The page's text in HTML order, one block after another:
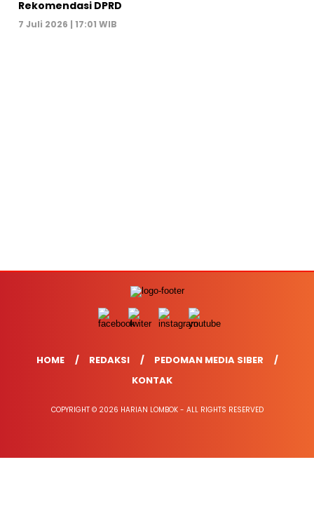
Rekomendasi DPRD
7 Juli 2026 | 17:01 WIB
HOME REDAKSI
PEDOMAN MEDIA SIBER
KONTAK
COPYRIGHT © 2026 HARIAN LOMBOK - ALL RIGHTS RESERVED